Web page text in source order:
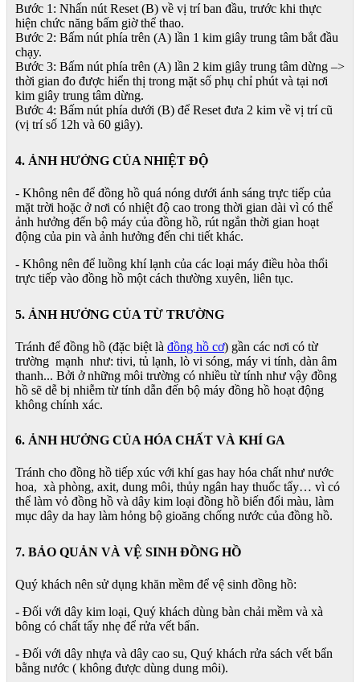
Bước 1: Nhấn nút Reset (B) về vị trí ban đầu, trước khi thực
hiện chức năng bấm giờ thể thao.
Bước 2: Bấm nút phía trên (A) lần 1 kim giây trung tâm bắt đầu
chạy.
Bước 3: Bấm nút phía trên (A) lần 2 kim giây trung tâm dừng –>
thời gian đo được hiển thị trong mặt số phụ chỉ phút và tại nơi
kim giây trung tâm dừng.
Bước 4: Bấm nút phía dưới (B) để Reset đưa 2 kim về vị trí cũ
(vị trí số 12h và 60 giây).
4. ẢNH HƯỞNG CỦA NHIỆT ĐỘ
- Không nên để đồng hồ quá nóng dưới ánh sáng trực tiếp của
mặt trời hoặc ở nơi có nhiệt độ cao trong thời gian dài vì có thể
ảnh hưởng đến bộ máy của đồng hồ, rút ngắn thời gian hoạt
động của pin và ảnh hưởng đến chi tiết khác.
- Không nên để luồng khí lạnh của các loại máy điều hòa thổi
trực tiếp vào đồng hồ một cách thường xuyên, liên tục.
5. ẢNH HƯỞNG CỦA TỪ TRƯỜNG
Tránh để đồng hồ (đặc biệt là đồng hồ cơ) gần các nơi có từ
trường mạnh như: tivi, tủ lạnh, lò vi sóng, máy vi tính, dàn âm
thanh... Bởi ở những môi trường có nhiều từ tính như vậy đồng
hồ sẽ dễ bị nhiễm từ tính dẫn đến bộ máy đồng hồ hoạt động
không chính xác.
6. ẢNH HƯỞNG CỦA HÓA CHẤT VÀ KHÍ GA
Tránh cho đồng hồ tiếp xúc với khí gas hay hóa chất như nước
hoa, xà phòng, axit, dung môi, thủy ngân hay thuốc tẩy… vì có
thể làm vỏ đồng hồ và dây kim loại đồng hồ biến đổi màu, làm
mục dây da hay làm hỏng bộ gioăng chống nước của đồng hồ.
7. BẢO QUẢN VÀ VỆ SINH ĐỒNG HỒ
Quý khách nên sử dụng khăn mềm để vệ sinh đồng hồ:
- Đối với dây kim loại, Quý khách dùng bàn chải mềm và xà
bông có chất tẩy nhẹ để rửa vết bẩn.
- Đối với dây nhựa và dây cao su, Quý khách rửa sách vết bẩn
bằng nước ( không được dùng dung môi).